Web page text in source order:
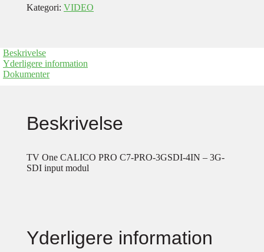
Kategori: VIDEO
Beskrivelse
Yderligere information
Dokumenter
Beskrivelse
TV One CALICO PRO C7-PRO-3GSDI-4IN – 3G-
SDI input modul
Yderligere information